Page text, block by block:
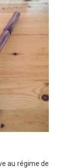
au régime de